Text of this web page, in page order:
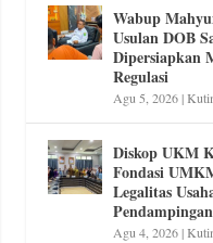
Wabup
Usulan DOB
Dipersiapkan
Regulasi
Agu 5, 2026|
Diskop UKM
Fondasi
Legalitas
Agu 4, 2026|